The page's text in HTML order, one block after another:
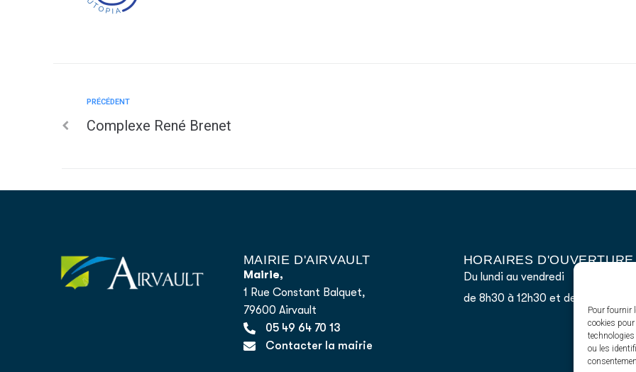
Pour fournir
cookies
ou les
PRÉCÉDENT
Complexe René Brenet
MAIRIE D'AIRVAULT
Mairie,
1 Rue Constant Balquet,
79600 Airvault
05 49 64 70 13
Contacter la mairie
HORAIRES D'OUVERTURE
Du lundi au vendredi
de 8h30 à 12h30 et de 13h45 à